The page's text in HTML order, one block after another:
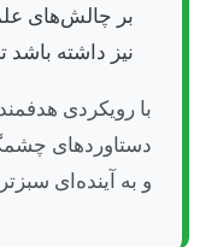
بر چالش‌های
نیز داشته باشد
با رویکردی
دستاوردهای
و به آینده‌ای